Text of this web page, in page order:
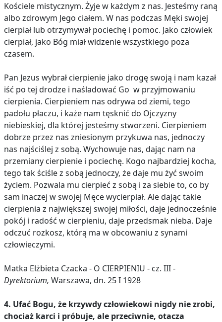
Kościele mistycznym. Żyje w każdym z nas. Jesteśmy raną
albo zdrowym Jego ciałem. W nas podczas Męki swojej
cierpiał lub otrzymywał pociechę i pomoc. Jako człowiek
cierpiał, jako Bóg miał widzenie wszystkiego poza
czasem.
Pan Jezus wybrał cierpienie jako drogę swoją i nam kazał
iść po tej drodze i naśladować Go w przyjmowaniu
cierpienia. Cierpieniem nas odrywa od ziemi, tego
padołu płaczu, i każe nam tęsknić do Ojczyzny
niebieskiej, dla której jesteśmy stworzeni. Cierpieniem
dobrze przez nas zniesionym przykuwa nas, jednoczy
nas najściślej z sobą. Wychowuje nas, dając nam na
przemiany cierpienie i pociechę. Kogo najbardziej kocha,
tego tak ściśle z sobą jednoczy, że daje mu żyć swoim
życiem. Pozwala mu cierpieć z sobą i za siebie to, co by
sam inaczej w swojej Męce wycierpiał. Ale dając takie
cierpienia z największej swojej miłości, daje jednocześnie
pokój i radość w cierpieniu, daje przedsmak nieba. Daje
odczuć rozkosz, którą ma w obcowaniu z synami
człowieczymi.
Matka Elżbieta Czacka - O CIERPIENIU - cz. III -
Dyrektorium, Warszawa, dn. 25 I 1928
4. Ufać Bogu, że krzywdy człowiekowi nigdy nie zrobi,
chociaż karci i próbuje, ale przeciwnie, otacza